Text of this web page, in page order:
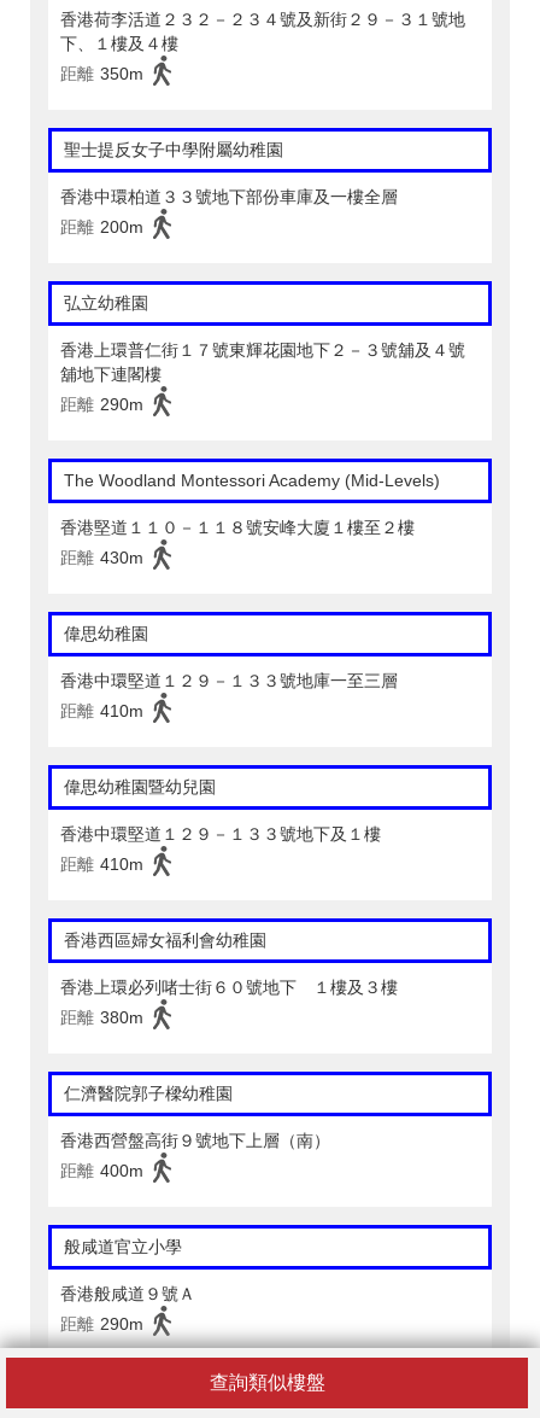
查詢類似樓盤
香港荷李活道２３２－２３４號及新街２９－３１號地
下、１樓及４樓
距離 350m
聖士提反女子中學附屬幼稚園
香港中環柏道３３號地下部份車庫及一樓全層
距離 200m
弘立幼稚園
香港上環普仁街１７號東輝花園地下２－３號舖及４號
舖地下連閣樓
距離 290m
The Woodland Montessori Academy (Mid-Levels)
香港堅道１１０－１１８號安峰大廈１樓至２樓
距離 430m
偉思幼稚園
香港中環堅道１２９－１３３號地庫一至三層
距離 410m
偉思幼稚園暨幼兒園
香港中環堅道１２９－１３３號地下及１樓
距離 410m
香港西區婦女福利會幼稚園
香港上環必列啫士街６０號地下 １樓及３樓
距離 380m
仁濟醫院郭子樑幼稚園
香港西營盤高街９號地下上層（南）
距離 400m
般咸道官立小學
香港般咸道９號Ａ
距離 290m